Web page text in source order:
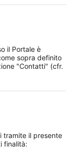
il Portale è
sopra definito
"Contatti" (cfr.
tramite il presente
finalità: